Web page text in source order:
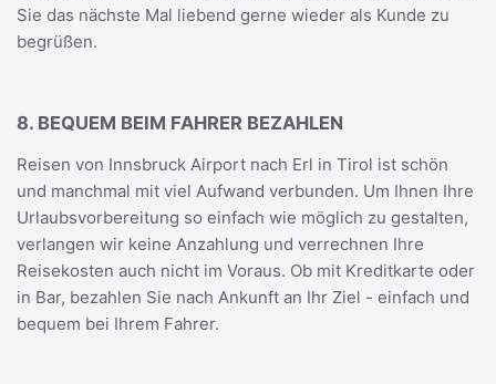
Sie das nächste Mal liebend gerne wieder als Kunde zu
begrüßen.
8. BEQUEM BEIM FAHRER BEZAHLEN
Reisen von Innsbruck Airport nach Erl in Tirol ist schön
und manchmal mit viel Aufwand verbunden. Um Ihnen Ihre
Urlaubsvorbereitung so einfach wie möglich zu gestalten,
verlangen wir keine Anzahlung und verrechnen Ihre
Reisekosten auch nicht im Voraus. Ob mit Kreditkarte oder
in Bar, bezahlen Sie nach Ankunft an Ihr Ziel - einfach und
bequem bei Ihrem Fahrer.